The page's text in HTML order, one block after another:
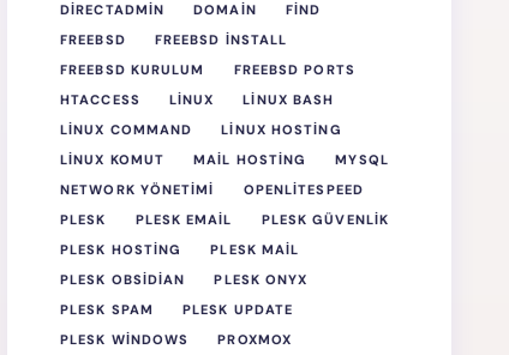
DIRECTADMIN
DOMAIN
FIND
FREEBSD
FREEBSD INSTALL
FREEBSD KURULUM
FREEBSD PORTS
HTACCESS
LINUX
LINUX BASH
LINUX COMMAND
LINUX HOSTING
LINUX KOMUT
MAIL HOSTING
MYSQL
NETWORK YÖNETIMI
OPENLITESPEED
PLESK
PLESK EMAIL
PLESK GÜVENLIK
PLESK HOSTING
PLESK MAIL
PLESK OBSIDIAN
PLESK ONYX
PLESK SPAM
PLESK UPDATE
PLESK WINDOWS
PROXMOX